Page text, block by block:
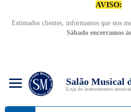
AVISO:
Estimados clientes, informamos que nos
Sábado encerramos
Salão Musical
Loja de instrumentos